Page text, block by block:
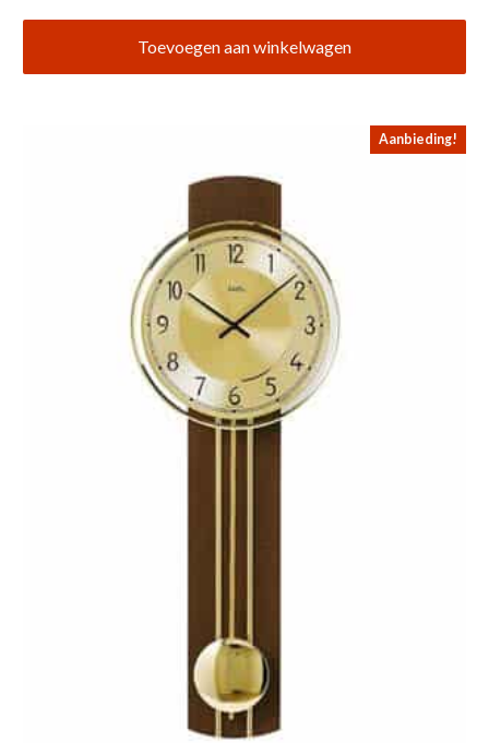
Toevoegen aan winkelwagen
Aanbieding!